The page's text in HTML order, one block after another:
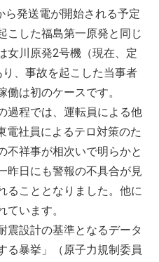
発送電が開始される予定
こした福島第一原発と同じ
女川原発2号機（現在、定
、事故を起こした当事者
は初のケースです。
過程では、運転員による他
電社員によるテロ対策のた
不祥事が相次いで明らかと
昨日にも警報の不具合が見
ることとなりました。他に
います。
設計の基準となるデータ
る暴挙」（原子力規制委員